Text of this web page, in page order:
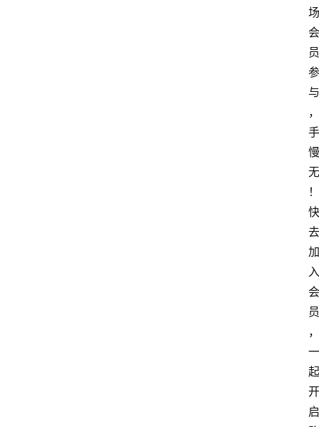
场
会
员
参
与
，
手
慢
无
！
快
去
加
入
会
员
，
一
起
开
启